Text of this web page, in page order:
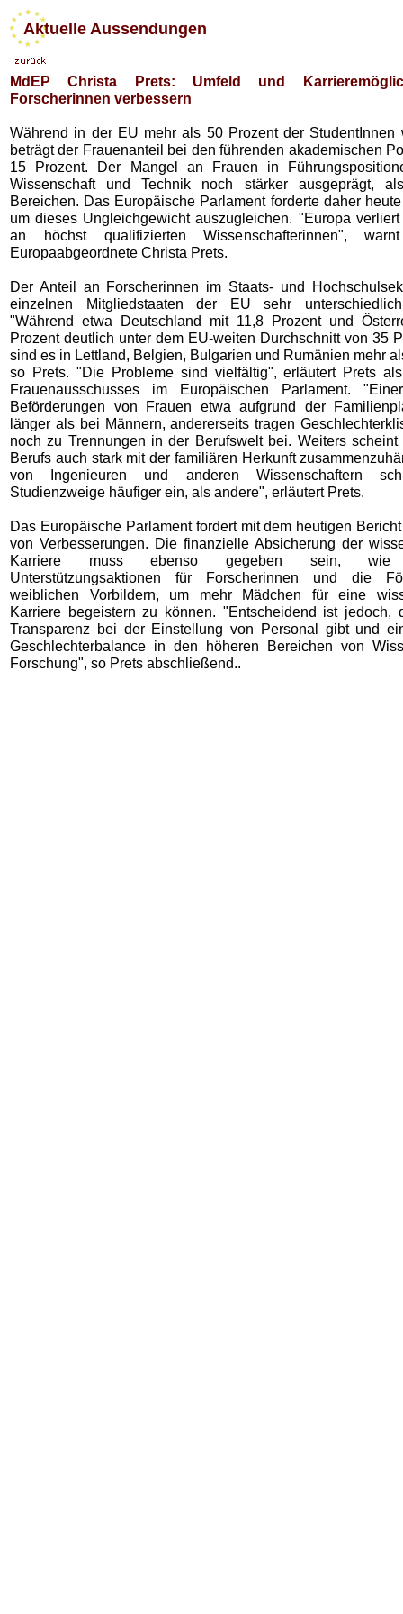
Aktuelle Aussendungen
MdEP Christa Prets: Umfeld und
Forscherinnen verbessern
Während in der EU mehr als 50 Prozent der StudentInnen
beträgt der Frauenanteil bei den führenden akademischen
15 Prozent. Der Mangel an Frauen in
Wissenschaft und Technik noch stärker ausgeprägt,
Bereichen. Das Europäische Parlament forderte daher
um dieses Ungleichgewicht auszugleichen. "Europa
an höchst qualifizierten Wissenschafterinnen",
Europaabgeordnete Christa Prets.
Der Anteil an Forscherinnen im Staats- und
einzelnen Mitgliedstaaten der EU sehr
"Während etwa Deutschland mit 11,8 Prozent und
Prozent deutlich unter dem EU-weiten Durchschnitt von 35
sind es in Lettland, Belgien, Bulgarien und Rumänien mehr
so Prets. "Die Probleme sind vielfältig", erläutert Prets
Frauenausschusses im Europäischen Parlament.
Beförderungen von Frauen etwa aufgrund der
länger als bei Männern, andererseits tragen
noch zu Trennungen in der Berufswelt bei. Weiters
Berufs auch stark mit der familiären Herkunft
von Ingenieuren und anderen Wissenschaftern
Studienzweige häufiger ein, als andere", erläutert Prets.
Das Europäische Parlament fordert mit dem heutigen
von Verbesserungen. Die finanzielle Absicherung der
Karriere muss ebenso gegeben sein, wie
Unterstützungsaktionen für Forscherinnen und die
weiblichen Vorbildern, um mehr Mädchen für eine
Karriere begeistern zu können. "Entscheidend ist jedoch,
Transparenz bei der Einstellung von Personal gibt und
Geschlechterbalance in den höheren Bereichen von
Forschung", so Prets abschließend..